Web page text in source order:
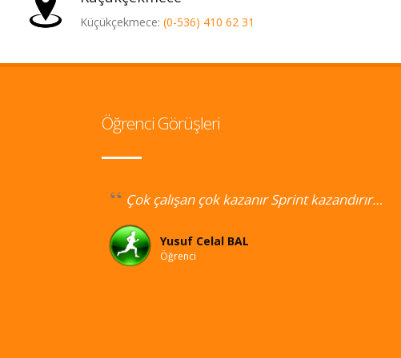
Küçükçekmece: (0-536) 410 62 31
Öğrenci Görüşleri
Çok çalışan çok kazanır Sprint kazandırır…
Yusuf Celal BAL
Öğrenci